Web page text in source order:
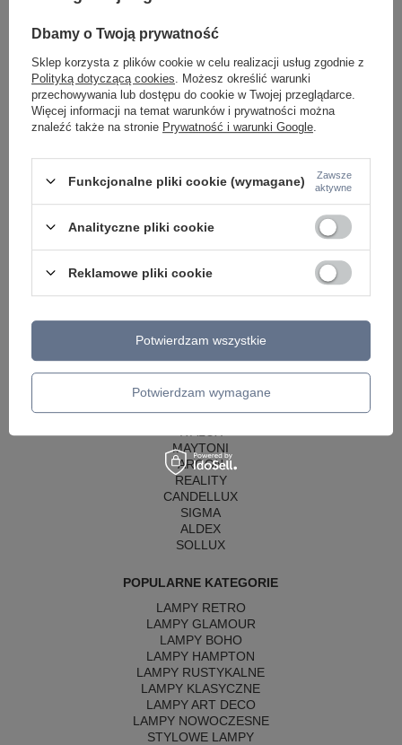
LAMPY WEWNĘTRZNE
KINKIETY NAD LUSTRO
LAMPKI NOCNE
ŻYRANDOLE KRYSZTAŁOWE
LAMPY WISZĄCE CZARNE
LAMPY WISZĄCE - OKRĘGI
KINKIETY DO SYPIALNI
LAMPY WISZĄCE
SŁUPKI OGRODOWE
LAMPY OGRODOWE - SUFITOWE
GIRLANDY OGRODOWE
KINKIETY OGRODOWE
PRODUCENCI
AZZARDO
MAYTONI
ARGON
REALITY
CANDELLUX
SIGMA
ALDEX
SOLLUX
POPULARNE KATEGORIE
LAMPY RETRO
LAMPY GLAMOUR
LAMPY BOHO
LAMPY HAMPTON
LAMPY RUSTYKALNE
LAMPY KLASYCZNE
LAMPY ART DECO
LAMPY NOWOCZESNE
STYLOWE LAMPY
Dbamy o Twoją prywatność
Sklep korzysta z plików cookie w celu realizacji usług zgodnie z
Polityką dotyczącą cookies . Możesz określić warunki
przechowywania lub dostępu do cookie w Twojej przeglądarce.
Więcej informacji na temat warunków i prywatności można
znaleźć także na stronie Prywatność i warunki Google
Funkcjonalne pliki cookie (wymagane)
Zawsze
aktywne
Analityczne pliki cookie
Reklamowe pliki cookie
Potwierdzam wymagane
Potwierdzam wszystkie